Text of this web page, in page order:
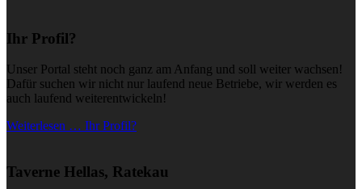
Ihr Profil?
Unser Portal steht noch ganz am Anfang und soll weiter wachsen!
Dafür suchen wir nicht nur laufend neue Betriebe, wir werden es
auch laufend weiterentwickeln!
Weiterlesen … Ihr Profil?
Taverne Hellas, Ratekau